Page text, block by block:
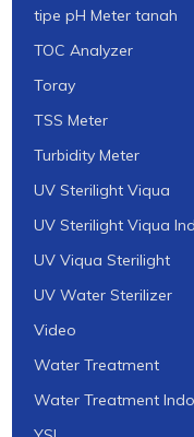
tipe pH Meter tanah
TOC Analyzer
Toray
TSS Meter
Turbidity Meter
UV Sterilight Viqua
UV Sterilight Viqua
UV Viqua Sterilight
UV Water Sterilizer
Video
Water Treatment
Water Treatment